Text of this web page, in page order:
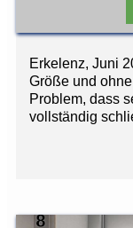
Erkelenz, Juni
Größe und
Problem, dass
vollständig